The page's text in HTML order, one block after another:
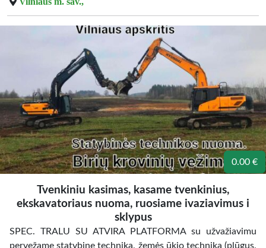
0.00 €
Tvenkiniu kasimas, kasame tvenkinius,
ekskavatoriaus nuoma, ruosiame ivaziavimus i
sklypus
SPEC. TRALU SU ATVIRA PLATFORMA su užvažiavimu
pervežame statybinę technika, žemės ūkio technika (plūgus,